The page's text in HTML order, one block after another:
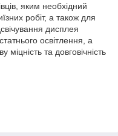
яким необхідний
робіт, а також для
дисплея
освітлення, а
та довговічність